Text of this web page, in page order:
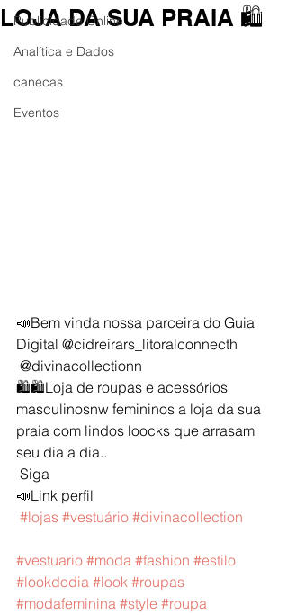
Publicidade Online
Analítica e Dados
canecas
Eventos
LOJA DA SUA PRAIA 🛍
📣Bem vinda nossa parceira do Guia
Digital @cidreirars_litoralconnecth
@divinacollectionn
🛍🛍Loja de roupas e acessórios
masculinosnw femininos a loja da sua
praia com lindos loocks que arrasam
seu dia a dia..
Siga
📣Link perfil
#lojas #vestuário #divinacollection
#vestuario #moda #fashion #estilo
#lookdodia #look #roupas
#modafeminina #style #roupa